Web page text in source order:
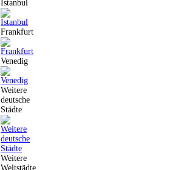
Istanbul
Frankfurt
Venedig
Weitere
deutsche
Städte
Weitere
Weltstädte